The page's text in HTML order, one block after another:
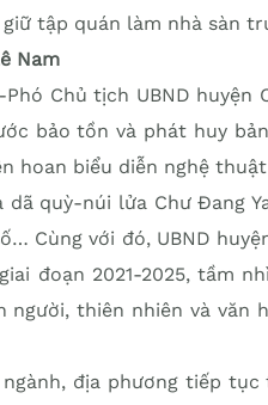
giữ tập quán làm nhà sàn
Nam
Chủ tịch UBND huyện
bảo tồn và phát huy
hoan biểu diễn nghệ
quỳ-núi lửa Chư Đang
Cùng với đó, UBND
đoạn 2021-2025, tầm
người, thiên nhiên và văn
địa phương tiếp